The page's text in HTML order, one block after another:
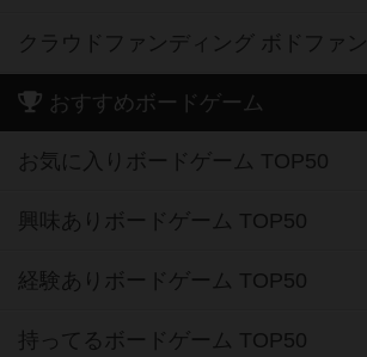
クラウドファンディング ボドファン
おすすめボードゲーム
お気に入りボードゲーム TOP50
興味ありボードゲーム TOP50
経験ありボードゲーム TOP50
持ってるボードゲーム TOP50